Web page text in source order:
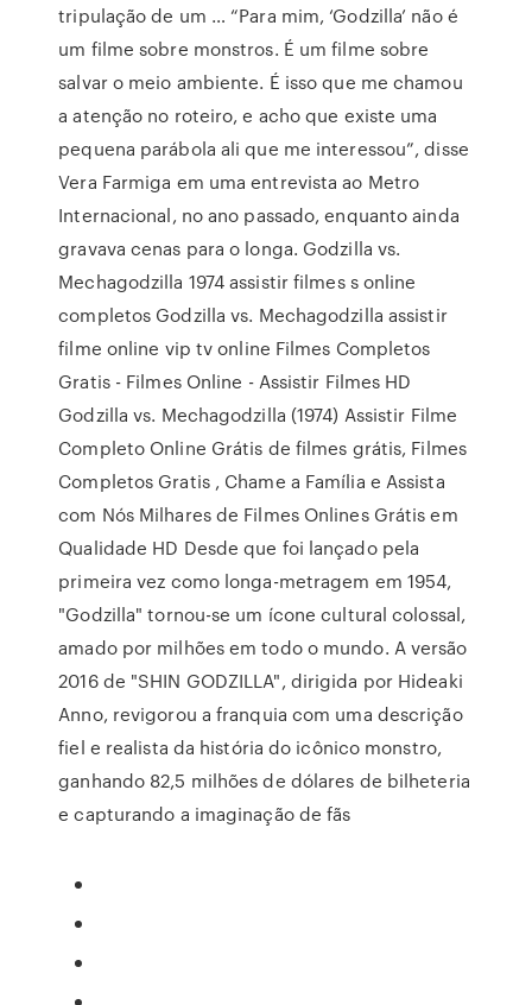
tripulação de um … “Para mim, ‘Godzilla’ não é
um filme sobre monstros. É um filme sobre
salvar o meio ambiente. É isso que me chamou
a atenção no roteiro, e acho que existe uma
pequena parábola ali que me interessou”, disse
Vera Farmiga em uma entrevista ao Metro
Internacional, no ano passado, enquanto ainda
gravava cenas para o longa. Godzilla vs.
Mechagodzilla 1974 assistir filmes s online
completos Godzilla vs. Mechagodzilla assistir
filme online vip tv online Filmes Completos
Gratis - Filmes Online - Assistir Filmes HD
Godzilla vs. Mechagodzilla (1974) Assistir Filme
Completo Online Grátis de filmes grátis, Filmes
Completos Gratis , Chame a Família e Assista
com Nós Milhares de Filmes Onlines Grátis em
Qualidade HD Desde que foi lançado pela
primeira vez como longa-metragem em 1954,
"Godzilla" tornou-se um ícone cultural colossal,
amado por milhões em todo o mundo. A versão
2016 de "SHIN GODZILLA", dirigida por Hideaki
Anno, revigorou a franquia com uma descrição
fiel e realista da história do icônico monstro,
ganhando 82,5 milhões de dólares de bilheteria
e capturando a imaginação de fãs